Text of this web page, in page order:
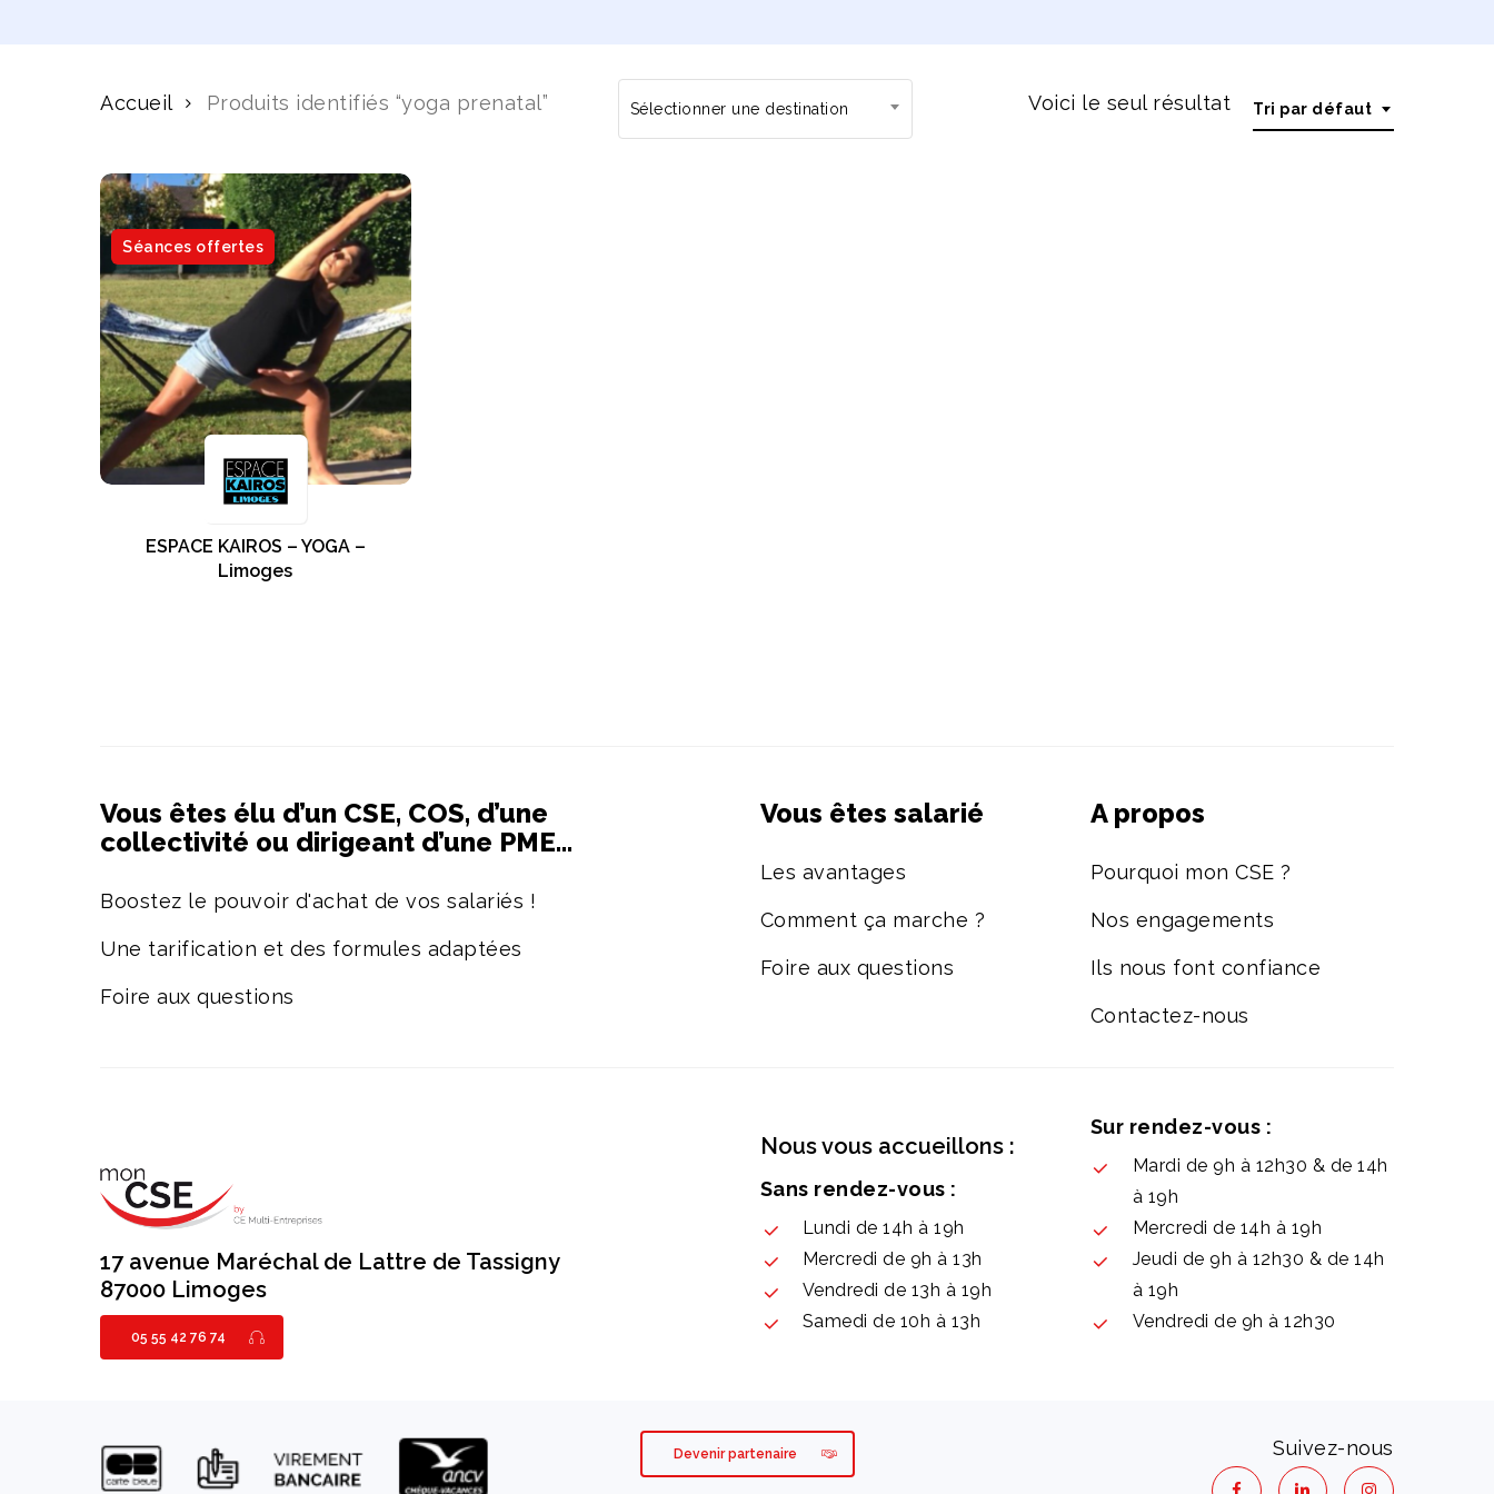
Tri par défaut
Voici le seul résultat
Accueil Produits identifiés “yoga prenatal” Sélectionner une destination
Séances offertes
ESPACE KAIROS – YOGA –
Limoges
Vous êtes élu d’un CSE, COS, d’une
collectivité ou dirigeant d’une PME…
Boostez le pouvoir d'achat de vos salariés !
Une tarification et des formules adaptées
Foire aux questions
Vous êtes salarié
Les avantages
Comment ça marche ?
Foire aux questions
A propos
Pourquoi mon CSE ?
Nos engagements
Ils nous font confiance
Contactez-nous
17 avenue Maréchal de Lattre de Tassigny
87000 Limoges
05 55 42 76 74
Nous vous accueillons :
Sans rendez-vous :
Lundi de 14h à 19h
Mercredi de 9h à 13h
Vendredi de 13h à 19h
Samedi de 10h à 13h
Sur rendez-vous :
Mardi de 9h à 12h30 & de 14h
à 19h
Mercredi de 14h à 19h
Jeudi de 9h à 12h30 & de 14h
à 19h
Vendredi de 9h à 12h30
Devenir partenaire Suivez-nous